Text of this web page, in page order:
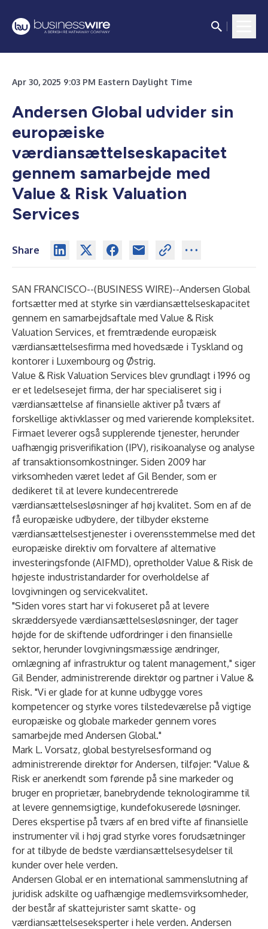
Apr 30, 2025 9:03 PM Eastern Daylight Time
Andersen Global udvider sin
europæiske
værdiansættelseskapacitet
gennem samarbejde med
Value & Risk Valuation
Services
Share
SAN FRANCISCO--(BUSINESS WIRE)--Andersen Global
fortsætter med at styrke sin værdiansættelseskapacitet
gennem en samarbejdsaftale med Value & Risk
Valuation Services, et fremtrædende europæisk
værdiansættelsesfirma med hovedsæde i Tyskland og
kontorer i Luxembourg og Østrig.
Value & Risk Valuation Services blev grundlagt i 1996 og
er et ledelsesejet firma, der har specialiseret sig i
værdiansættelse af finansielle aktiver på tværs af
forskellige aktivklasser og med varierende kompleksitet.
Firmaet leverer også supplerende tjenester, herunder
uafhængig prisverifikation (IPV), risikoanalyse og analyse
af transaktionsomkostninger. Siden 2009 har
virksomheden været ledet af Gil Bender, som er
dedikeret til at levere kundecentrerede
værdiansættelsesløsninger af høj kvalitet. Som en af de
få europæiske udbydere, der tilbyder eksterne
værdiansættelsestjenester i overensstemmelse med det
europæiske direktiv om forvaltere af alternative
investeringsfonde (AIFMD), opretholder Value & Risk de
højeste industristandarder for overholdelse af
lovgivningen og servicekvalitet.
"Siden vores start har vi fokuseret på at levere
skræddersyede værdiansættelsesløsninger, der tager
højde for de skiftende udfordringer i den finansielle
sektor, herunder lovgivningsmæssige ændringer,
omlægning af infrastruktur og talent management," siger
Gil Bender, administrerende direktør og partner i Value &
Risk. "Vi er glade for at kunne udbygge vores
kompetencer og styrke vores tilstedeværelse på vigtige
europæiske og globale markeder gennem vores
samarbejde med Andersen Global."
Mark L. Vorsatz, global bestyrelsesformand og
administrerende direktør for Andersen, tilføjer: "Value &
Risk er anerkendt som førende på sine markeder og
bruger en proprietær, banebrydende teknologiramme til
at levere gennemsigtige, kundefokuserede løsninger.
Deres ekspertise på tværs af en bred vifte af finansielle
instrumenter vil i høj grad styrke vores forudsætninger
for at tilbyde de bedste værdiansættelsesydelser til
kunder over hele verden.
Andersen Globaler en international sammenslutning af
juridisk adskilte og uafhængige medlemsvirksomheder,
der består af skattejurister samt skatte- og
værdiansættelseseksperter i hele verden. Andersen